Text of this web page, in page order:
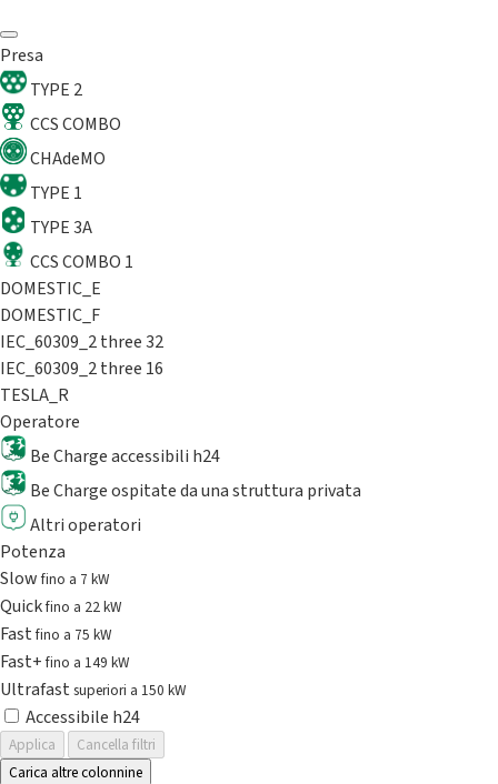
Presa
TYPE 2
CCS COMBO
CHAdeMO
TYPE 1
TYPE 3A
CCS COMBO 1
DOMESTIC_E
DOMESTIC_F
IEC_60309_2 three 32
IEC_60309_2 three 16
TESLA_R
Operatore
Be Charge accessibili h24
Be Charge ospitate da una struttura privata
Altri operatori
Potenza
Slowfino a 7 kW
Quickfino a 22 kW
Fastfino a 75 kW
Fast+fino a 149 kW
Ultrafast superiori a 150 kW
Accessibile h24
Applica
Cancella filtri
Carica altre colonnine